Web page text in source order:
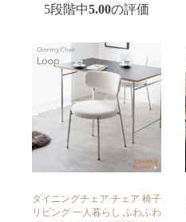
5段階中5.00の評価
ダイニングチェア チェア 椅子
リビング 一人暮らし ふわふわ